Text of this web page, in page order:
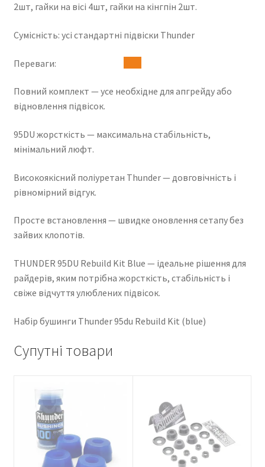
2шт, гайки на вісі 4шт, гайки на кінгпін 2шт.
Сумісність: усі стандартні підвіски Thunder
Переваги:
Повний комплект — усе необхідне для апгрейду або
відновлення підвісок.
95DU жорсткість — максимальна стабільність,
мінімальний люфт.
Високоякісний поліуретан Thunder — довговічність і
рівномірний відгук.
Просте встановлення — швидке оновлення сетапу без
зайвих клопотів.
THUNDER 95DU Rebuild Kit Blue — ідеальне рішення для
райдерів, яким потрібна жорсткість, стабільність і
свіже відчуття улюблених підвісок.
Набір бушинги Thunder 95du Rebuild Kit (blue)
Супутні товари